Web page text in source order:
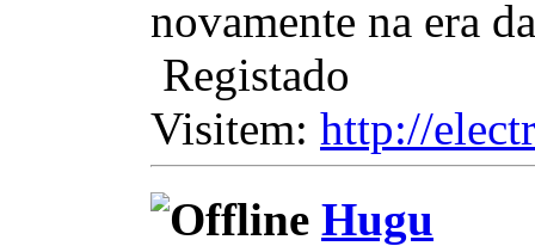
novamente na era
Registado
Visitem: http://
Hugu